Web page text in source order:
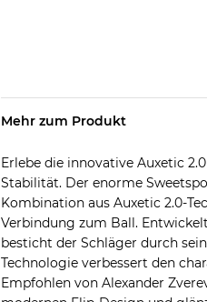
Mehr zum Produkt
Erlebe die innovative Auxetic
Stabilität. Der enorme
Kombination aus Auxetic 2.0-
Verbindung zum Ball.
besticht der Schläger durch
Technologie verbessert den
Empfohlen von Alexander